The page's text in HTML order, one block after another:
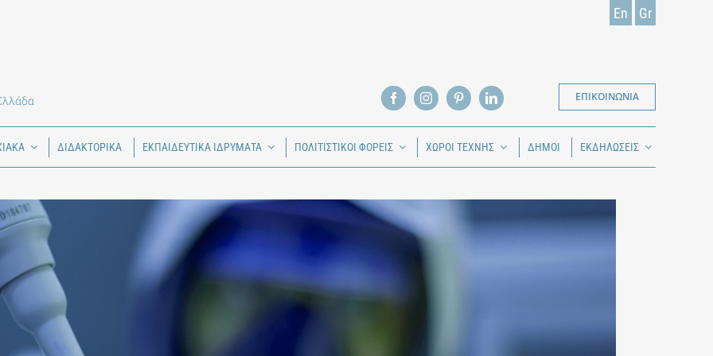
En Gr
ΕΠΙΚΟΙΝΩΝΙΑ
ΔΙΔΑΚΤΟΡΙΚΑ ΕΚΠΑΙΔΕΥΤΙΚΑ ΙΔΡΥΜΑΤΑ ΠΟΛΙΤΙΣΤΙΚΟΙ ΦΟΡΕΙΣ ΧΩΡΟΙ ΤΕΧΝΗΣ ΔΗΜΟΙ ΕΚΔΗΛΩΣΕΙΣ